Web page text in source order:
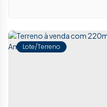
Lote/Terreno